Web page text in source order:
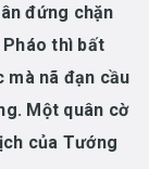
đứng chặn
thì bất
nã đạn cầu
Một quân cờ
của Tướng